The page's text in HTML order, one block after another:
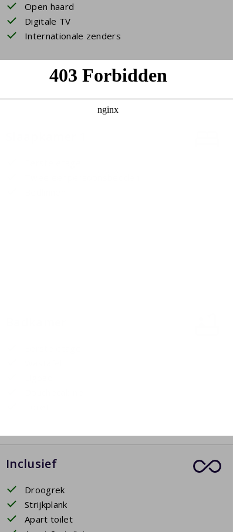
Open haard
Digitale TV
Internationale zenders
Inclusief
Droogrek
Strijkplank
Apart toilet